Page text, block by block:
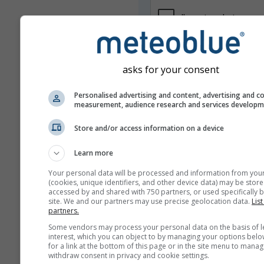
Nie udostępniamy Twojego
adres e-mail będzie też używany
usługach meteoblue.
Więcej danych
asks for your consent
Personalised advertising and content, advertising and
measurement, audience research and services
Store and/or access information on a device
Learn more
Your personal data will be processed and information from
(cookies, unique identifiers, and other device data) may be
accessed by and shared with 750 partners, or used specifically
site. We and our partners may use precise geolocation data.
partners.
Some vendors may process your personal data on the basis of
interest, which you can object to by managing your options
for a link at the bottom of this page or in the site menu to
withdraw consent in privacy and cookie settings.